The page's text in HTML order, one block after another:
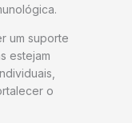
um suporte
estejam
o